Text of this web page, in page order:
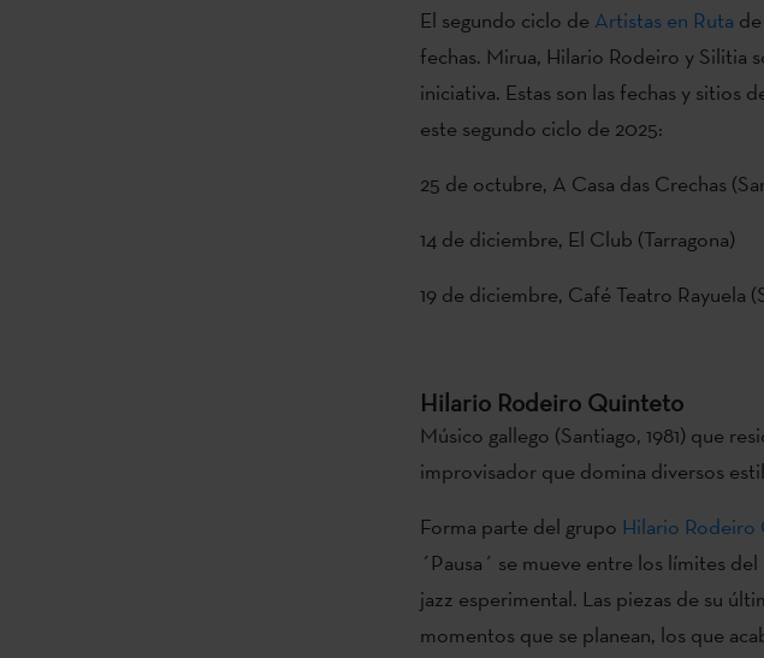
El segundo ciclo de Artistas en Ruta
fechas. Mirua, Hilario Rodeiro y Silitia
iniciativa. Estas son las fechas y sitios
este segundo ciclo de 2025:
25 de octubre, A Casa das Crechas
14 de diciembre, El Club (Tarragona)
19 de diciembre, Café Teatro Rayuela
Hilario Rodeiro Quinteto
Músico gallego (Santiago, 1981) que
improvisador que domina diversos
Forma parte del grupo Hilario
´Pausa´ se mueve entre los límites
jazz esperimental. Las piezas de su
momentos que se planean, los que